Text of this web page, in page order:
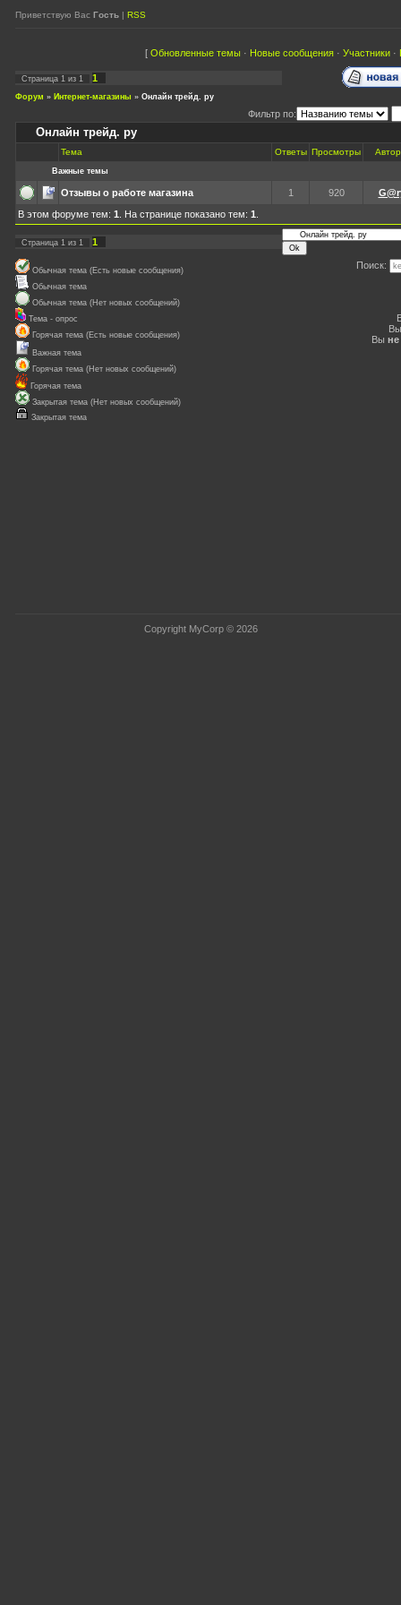
Приветствую Вас Гость | RSS
[ Обновленные темы · Новые сообщения · Участники ·
Страница 1 из 1 1
Форум » Интернет-магазины » Онлайн трейд. ру
Фильтр по:
Онлайн трейд. ру
Тема Ответы Просмотры
Важные темы
Отзывы о работе магазина 1 920
В этом форуме тем: 1 . На странице показано тем: 1
Страница 1 из 1 1
Обычная тема (Есть новые сообщения)
Обычная тема
Обычная тема (Нет новых сообщений)
Тема - опрос
Горячая тема (Есть новые сообщения)
Важная тема
Горячая тема (Нет новых сообщений)
Горячая тема
Закрытая тема (Нет новых сообщений)
Закрытая тема
Поиск:
Вы не
Copyright MyCorp © 2026